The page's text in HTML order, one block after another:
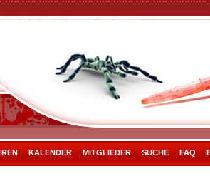
KALENDER MITGLIEDER SUCHE FAQ